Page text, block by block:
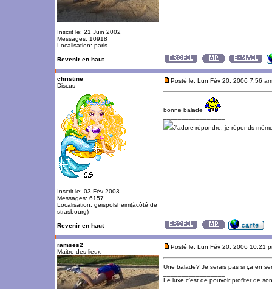
Inscrit le: 21 Juin 2002
Messages: 10918
Localisation: paris
Revenir en haut
christine
Discus
Inscrit le: 03 Fév 2003
Messages: 6157
Localisation: geispolsheim(àcôté de
strasbourg)
Posté le: Lun Fév 20, 2006 7:56 am
bonne balade
J'adore répondre. je réponds
Revenir en haut
ramses2
Maitre des lieux
Posté le: Lun Fév 20, 2006 10:21
Une balade? Je serais pas si ça en
Le luxe c'est de pouvoir profiter de